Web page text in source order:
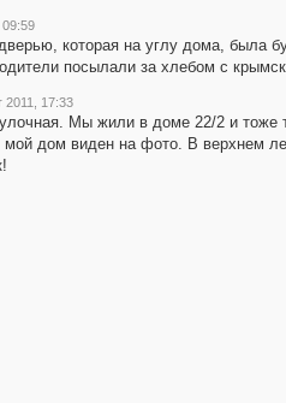
09:59
которая на углу дома, была
посылали за хлебом с
2011, 17:33
Мы жили в доме 22/2 и тоже
мой дом виден на фото. В верхнем